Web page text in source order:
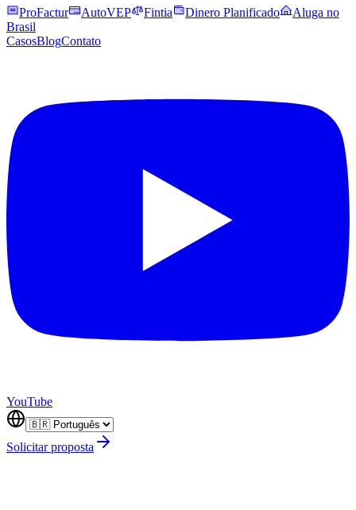
ProFactur AutoVEP Fintia Dinero Planificado
Aluga no
Brasil
CasosBlogContato
YouTube
Solicitar proposta